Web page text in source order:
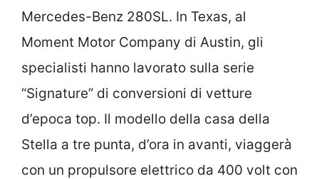
Mercedes-Benz 280SL. In Texas, al
Moment Motor Company di Austin, gli
specialisti hanno lavorato sulla serie
“Signature” di conversioni di vetture
d’epoca top. Il modello della casa della
Stella a tre punta, d’ora in avanti, viaggerà
con un propulsore elettrico da 400 volt con